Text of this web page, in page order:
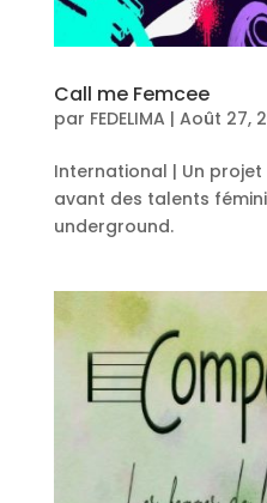
Call me Femcee
par FEDELIMA | Août 27,
International | Un
avant des talents
underground.